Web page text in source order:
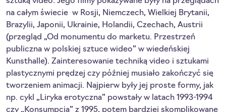
na całym świecie ­ w Rosji, Niemczech, Wielkiej Brytanii,
Brazylii, Japonii, Ukrainie, Holandii, Czechach, Austrii
(przegląd „Od monumentu do marketu. Przestrzeń
publiczna w polskiej sztuce wideo” w wiedeńskiej
Kunsthalle). Zainteresowanie techniką video i sztukami
plastycznymi prędzej czy później musiało zakończyć się
tworzeniem animacji. Najpierw były jej proste formy, jak
np. cykl „Liryka erotyczna” powstały w latach 1993-1994
czy „Konsumpcja” z 1995, potem bardziej skomplikowane